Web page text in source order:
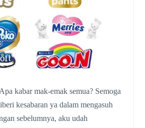
kabar mak-emak semua? Semoga
kesabaran ya dalam mengasuh
sebelumnya, aku udah